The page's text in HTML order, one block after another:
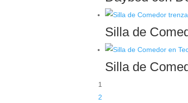
Silla de
Silla de
1
2